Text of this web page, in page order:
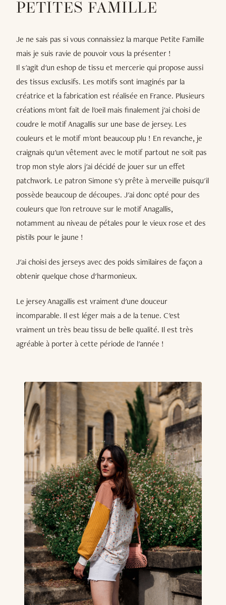
PETITES FAMILLE
Je ne sais pas si vous connaissiez la marque Petite Famille
mais je suis ravie de pouvoir vous la présenter !
Il s'agit d'un eshop de tissu et mercerie qui propose aussi
des tissus exclusifs. Les motifs sont imaginés par la
créatrice et la fabrication est réalisée en France. Plusieurs
créations m'ont fait de l'oeil mais finalement j'ai choisi de
coudre le motif Anagallis sur une base de jersey. Les
couleurs et le motif m'ont beaucoup plu ! En revanche, je
craignais qu'un vêtement avec le motif partout ne soit pas
trop mon style alors j'ai décidé de jouer sur un effet
patchwork. Le patron Simone s'y prête à merveille puisqu'il
possède beaucoup de découpes. J'ai donc opté pour des
couleurs que l'on retrouve sur le motif Anagallis,
notamment au niveau de pétales pour le vieux rose et des
pistils pour le jaune !
J'ai choisi des jerseys avec des poids similaires de façon a
obtenir quelque chose d'harmonieux.
Le jersey Anagallis est vraiment d'une douceur
incomparable. Il est léger mais a de la tenue. C'est
vraiment un très beau tissu de belle qualité. Il est très
agréable à porter à cette période de l'année !